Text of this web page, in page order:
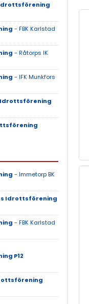
- FBK Karlstad
- Råtorps IK
- IFK Munkfors
- Immetorp BK
Idrottsförening
- FBK Karlstad
P12